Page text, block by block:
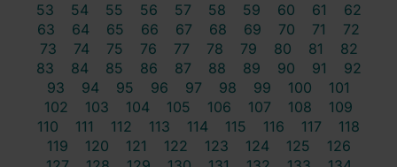
53
54 55 56 57 58 59 60 61
62
63
64 65 66 67 68 69 70 71
72
73
74 75 76 77 78 79 80 81
82
83
84 85 86 87 88 89 90 91
92
93
94 95 96 97 98 99 100
101
102
103 104 105 106 107 108
109
110
111 112 113 114 115 116 117
118
119
120 121 122 123 124 125
126